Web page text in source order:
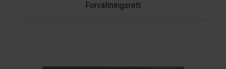
Forvaltningsrett